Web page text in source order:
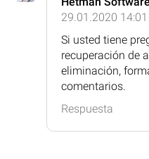
29.01.2020 14:01
Si usted tiene
recuperación de
eliminación,
comentarios.
Respuesta